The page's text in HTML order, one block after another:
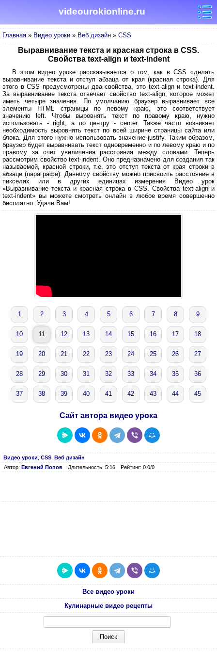
videourokionline.ru
Главная » Видео уроки » Веб дизайн » CSS
Выравнивание текста и красная строка в CSS.
Свойства text-align и text-indent
В этом видео уроке рассказывается о том, как в CSS сделать
выравнивание текста и отступ абзаца от края (красная строка). Для
этого в CSS предусмотрены два свойства, это text-align и text-indent.
За выравнивание текста отвечает свойство text-align, которое может
иметь четыре значения. По умолчанию браузер выравнивает все
элементы HTML страницы по левому краю, это соответствует
значению left. Чтобы выровнять текст по правому краю, нужно
использовать - right, а по центру - center. Также часто возникает
необходимость выровнять текст по всей ширине страницы сайта или
блока. Для этого нужно использовать значение justify. Таким образом,
браузер будет выравнивать текст одновременно и по левому краю и по
правому за счет увеличения расстояния между словами. Теперь
рассмотрим свойство text-indent. Оно предназначено для создания так
называемой, красной строки, т.е. это отступ текста от края строки в
абзаце (параграфе). Данному свойству можно присвоить расстояние в
пикселях или в других единицах измерения Видео урок
«Выравнивание текста и красная строка в CSS. Свойства text-align и
text-indent» вы можете смотреть онлайн в любое время совершенно
бесплатно. Удачи Вам!
1 2 3 4 5 6 7 8 9
10 11 12 13 14 15 16 17 18
19 20 21 22 23 24 25 26 27
28 29 30 31 32 33 34 35 36
37 38 39 40 41 42 43 44 45
Сайт автора видео урока
Видео уроки CSS Веб дизайн
Автор: Евгений Попов Длительность: 5:16 Рейтинг: 0.0/0
Все видео уроки
Кулинарные видео рецепты